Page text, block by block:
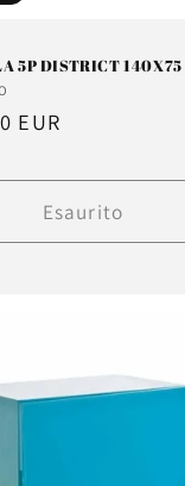
5P DISTRICT 140X75
EUR
Esaurito